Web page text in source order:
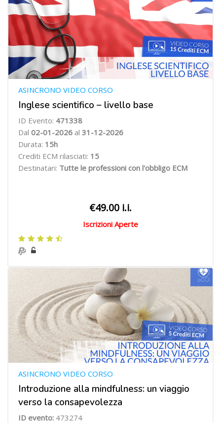
Inglese scientifico – livello base
ASINCRONO VIDEO CORSO
ID Evento: 471338
Dal 02-01-2026 al 31-12-2026
Durata: 15h
Crediti ECM rilasciati: 15
Destinatari: Tutte le professioni con l'obbligo ECM
€49.00 i.i.
Iscrizioni Aperte
Introduzione alla mindfulness: un viaggio
verso la consapevolezza
ASINCRONO VIDEO CORSO
ID evento: 473274